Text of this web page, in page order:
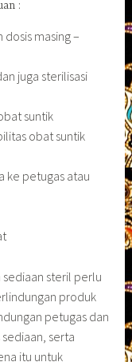
:
masing –
juga sterilisasi
suntik
obat suntik
ke petugas atau
steril perlu
produk
petugas dan
serta
itu untuk